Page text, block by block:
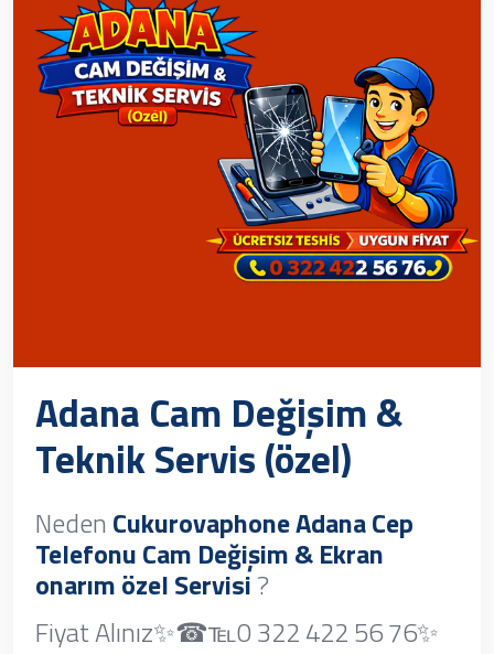
Adana Cam Değişim &
Teknik Servis (özel)
Neden Cukurovaphone Adana Cep
Telefonu Cam Değişim & Ekran
onarım özel Servisi?
Fiyat Alınız✨☎℡0 322 422 56 76✨